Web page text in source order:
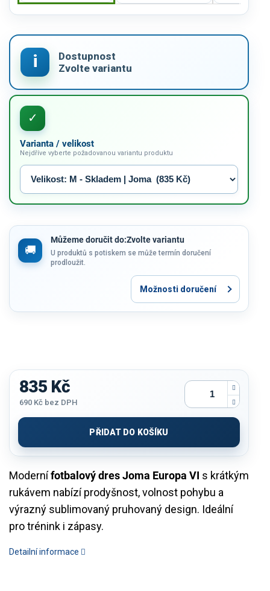
Varianta / velikost
Nejdříve vyberte požadovanou variantu produktu
Můžeme doručit do:Zvolte variantu
U produktů s potiskem se může termín doručení
prodloužit.
Možnosti doručení
Modernífotbalový dres Joma Europa VI s krátkým
rukávem nabízí prodyšnost, volnost pohybu a
výrazný sublimovaný pruhovaný design. Ideální
pro trénink i zápasy.
Detailní informace
835 Kč
690 Kč bez DPH
cena:
PŘIDAT DO KOŠÍKU